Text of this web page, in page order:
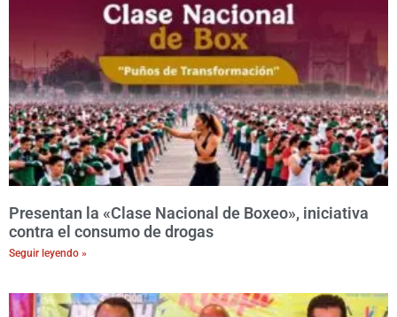
Presentan la «Clase Nacional de Boxeo», iniciativa
contra el consumo de drogas
Seguir leyendo »